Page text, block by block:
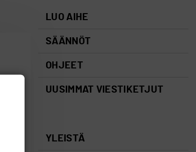
LUO AIHE
SÄÄNNÖT
OHJEET
UUSIMMAT VIESTIKETJUT
YLEISTÄ